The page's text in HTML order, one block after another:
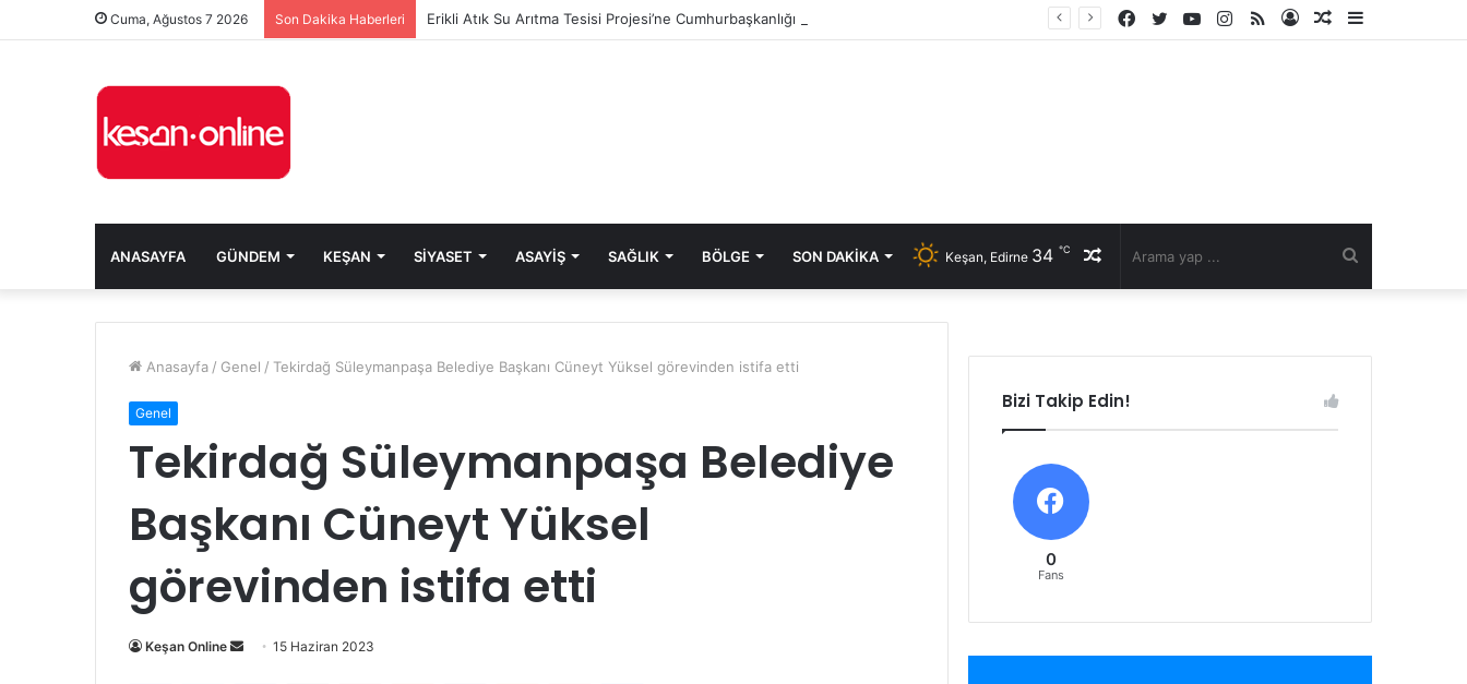
Cuma, Ağustos 7 2026 Son Dakika Haberleri Erikli Atık Su Arıtma Tesisi Projesi’ne Cumhurbaşkanlığı onayı
Kenar
Rastgele
Kayıt
RSS
Instagram
YouTube
Twitter
Facebook
ANASAYFA GÜNDEM KEŞAN SIYASET ASAYIŞ SAĞLIK BÖLGE SON DAKIKA Rastgele
Keşan, Edirne 34 ℃
Anasayfa / Genel / Tekirdağ Süleymanpaşa Belediye Başkanı Cüneyt Yüksel görevinden istifa etti
Genel
Tekirdağ Süleymanpaşa Belediye
Başkanı Cüneyt Yüksel
görevinden istifa etti
Keşan Online
Bir
15 Haziran 2023
Bizi Takip Edin!
0
Fans